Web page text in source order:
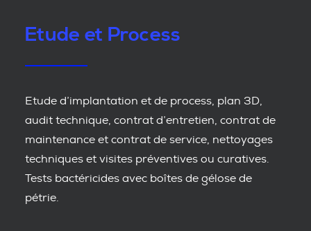
Etude et Process
Etude d’implantation et de process, plan 3D,
audit technique, contrat d’entretien, contrat de
maintenance et contrat de service, nettoyages
techniques et visites préventives ou curatives.
Tests bactéricides avec boîtes de gélose de
pétrie.